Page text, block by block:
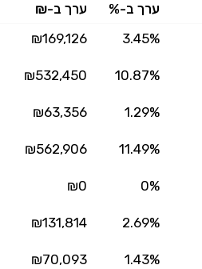
ערך ב-%
ערך ב-₪
3.45%
₪169,126
10.87%
₪532,450
1.29%
₪63,356
11.49%
₪562,906
0%
₪0
2.69%
₪131,814
1.43%
₪70,093